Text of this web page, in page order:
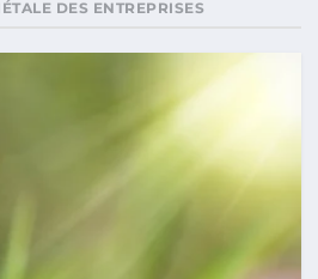
DES ENTREPRISES